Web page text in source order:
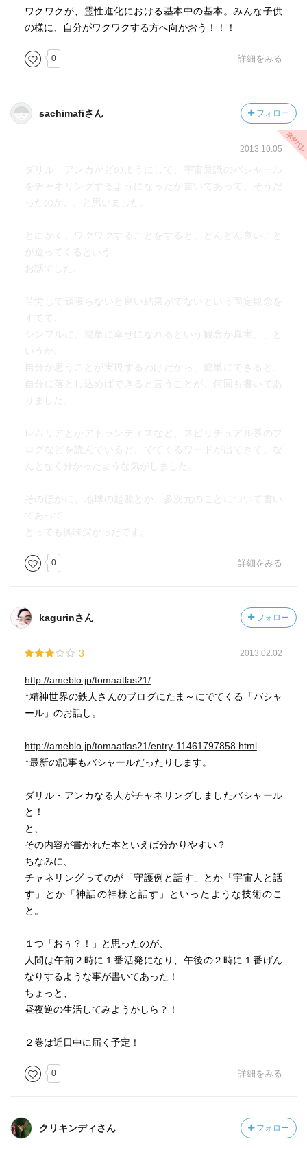
ワクワクが、霊性進化における基本中の基本。みんな子供
の様に、自分がワクワクする方へ向かおう！！！
0 詳細をみる
sachimafiさん フォロー
2013.10.05
ダリル アンカがどのようにして、宇宙意識のバシャール
をチャネリングするようになったが書いてあって、そうだ
ったのか、、と思いました。
とにかく、ワクワクすることをすると、どんどん良いこと
が巡ってくるという
お話でした。
苦労して頑張らないと良い結果がでないという固定観念を
すてて、
シンプルに、簡単に幸せになれるという観念が真実、、と
いうか、
自分が思うことが実現するわけだから、簡単にできると、
自分に落とし込めばできると言うことが、何回も書いてあ
りました。
レムリアとかアトランティスなど、スピリチュアル系のブ
ログなどを読んでいると、でてくるワードが出てきて、な
んとなく分かったような気がしました。
そのほかに、地球の起源とか、多次元のことについて書い
てあって
とっても興味深かったです。
0 詳細をみる
kagurinさん フォロー
3 2013.02.02
http://ameblo.jp/tomaatlas21/
↑精神世界の鉄人さんのブログにたま～にでてくる「バシャ
ール」のお話し。
http://ameblo.jp/tomaatlas21/entry-11461797858.html
↑最新の記事もバシャールだったりします。
ダリル・アンカなる人がチャネリングしましたバシャール
と！
と、
その内容が書かれた本といえば分かりやすい？
ちなみに、
チャネリングってのが「守護例と話す」とか「宇宙人と話
す」とか「神話の神様と話す」といったような技術のこ
と。
１つ「おぅ？！」と思ったのが、
人間は午前２時に１番活発になり、午後の２時に１番げん
なりするような事が書いてあった！
ちょっと、
昼夜逆の生活してみようかしら？！
２巻は近日中に届く予定！
0 詳細をみる
クリキンディさん フォロー